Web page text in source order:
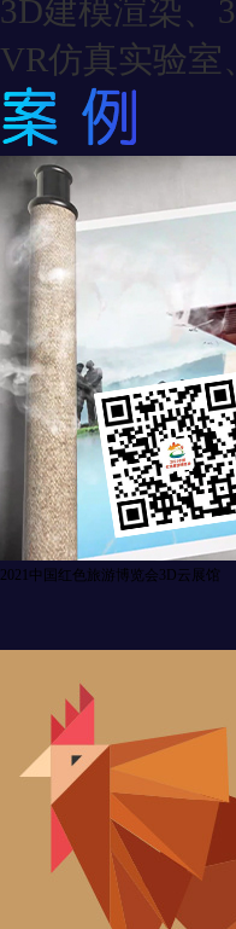
3D建模渲染、
VR仿真实验室
2021中国红色旅游博览会3D云展馆